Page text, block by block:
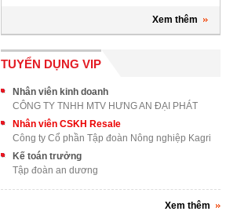
Xem thêm
TUYỂN DỤNG VIP
Nhân viên kinh doanh
CÔNG TY TNHH MTV HƯNG AN ĐẠI PHÁT
Nhân viên CSKH Resale
Công ty Cổ phần Tập đoàn Nông nghiệp Kagri
Kế toán trưởng
Tập đoàn an dương
Xem thêm